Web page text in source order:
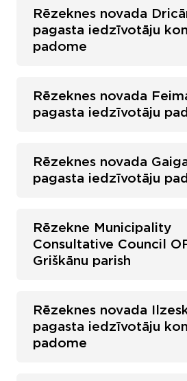
Rēzeknes novada
pagasta iedzīvotāju
padome
Rēzeknes novada
pagasta iedzīvotāju
Rēzeknes novada
pagasta iedzīvotāju
Rēzekne Municipality
Consultative Council
Griškānu parish
Rēzeknes novada
pagasta iedzīvotāju
padome